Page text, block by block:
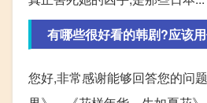
有哪些很好看的韩剧?应该
您好,非常感谢能够回答您的问